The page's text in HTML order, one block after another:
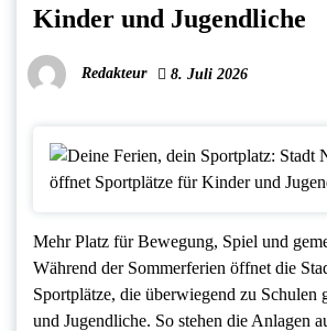
Kinder und Jugendliche
Redakteur 8. Juli 2026
Mehr Platz für Bewegung, Spiel und
Während der Sommerferien öffnet die
Sportplätze, die überwiegend zu Schulen
und Jugendliche. So stehen die Anlagen